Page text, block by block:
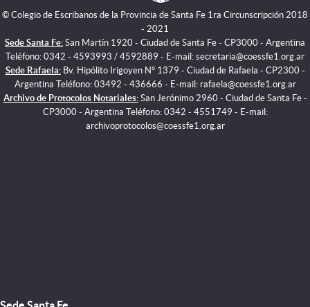
© Colegio de Escribanos de la Provincia de Santa Fe 1ra Circunscripción 2018
- 2021
Sede Santa Fe: San Martín 1920 - Ciudad de Santa Fe - CP3000 - Argentina
Teléfono: 0342 - 4593993 / 4592889 - E-mail: secretaria@coessfe1.org.ar
Sede Rafaela:Bv. Hipólito Irigoyen N° 1379 - Ciudad de Rafaela - CP2300 -
Argentina Teléfono: 03492 - 436666 - E-mail: rafaela@coessfe1.org.ar
Archivo de Protocolos Notariales:San Jerónimo 2960 - Ciudad de Santa Fe -
CP3000 - Argentina Teléfono: 0342 - 4551749 - E-mail:
archivoprotocolos@coessfe1.org.ar